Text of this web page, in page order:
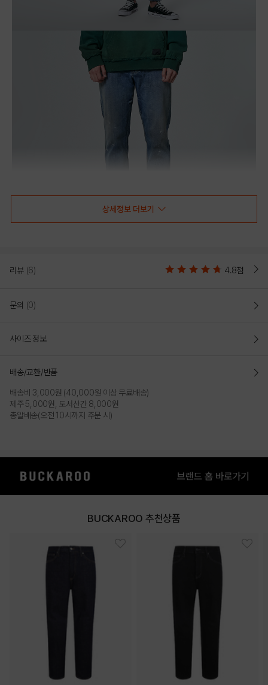
상세정보 더보기
리뷰 (6) 4.8점
문의 (0)
사이즈 정보
배송/교환/반품
배송비 3,000원 (40,000원 이상 무료배송)
제주 5,000원, 도서산간 8,000원
총알배송(오전 10시까지 주문 시)
BUCKAROO 추천상품